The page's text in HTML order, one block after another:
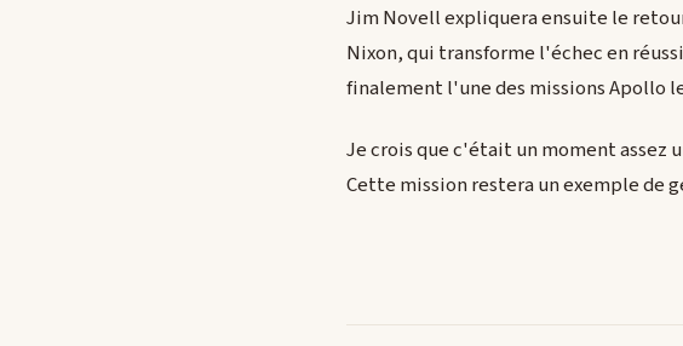
Jim Novell expliquera ensuite le
Nixon, qui transforme l'échec en
finalement l'une des missions Apollo
Je crois que c'était un moment assez
Cette mission restera un exemple de